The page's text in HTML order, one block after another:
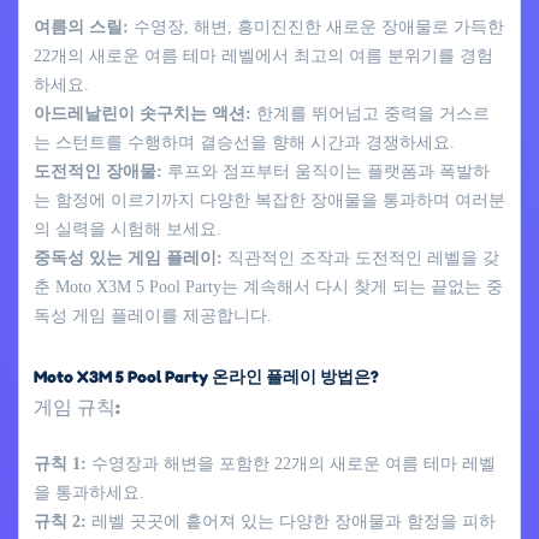
여름의 스릴: 수영장, 해변, 흥미진진한 새로운 장애물로 가득한
22개의 새로운 여름 테마 레벨에서 최고의 여름 분위기를 경험
하세요.
아드레날린이 솟구치는 액션: 한계를 뛰어넘고 중력을 거스르
는 스턴트를 수행하며 결승선을 향해 시간과 경쟁하세요.
도전적인 장애물: 루프와 점프부터 움직이는 플랫폼과 폭발하
는 함정에 이르기까지 다양한 복잡한 장애물을 통과하며 여러분
의 실력을 시험해 보세요.
중독성 있는 게임 플레이: 직관적인 조작과 도전적인 레벨을 갖
춘 Moto X3M 5 Pool Party는 계속해서 다시 찾게 되는 끝없는 중
독성 게임 플레이를 제공합니다.
Moto X3M 5 Pool Party 온라인 플레이 방법은?
게임 규칙:
규칙 1: 수영장과 해변을 포함한 22개의 새로운 여름 테마 레벨
을 통과하세요.
규칙 2: 레벨 곳곳에 흩어져 있는 다양한 장애물과 함정을 피하